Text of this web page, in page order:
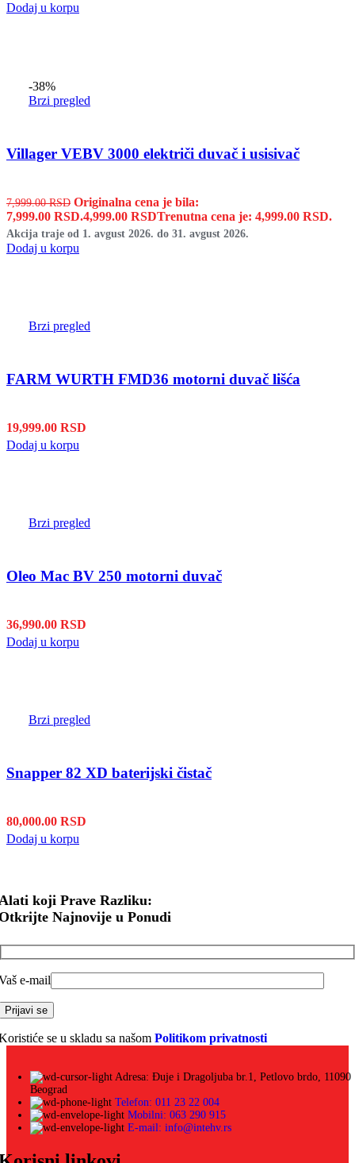
Dodaj u korpu
-38%
Brzi pregled
Villager VEBV 3000 električi duvač i usisivač
7,999.00RSD Originalna cena je bila:
7,999.00 RSD.4,999.00 RSDTrenutna cena je: 4,999.00 RSD.
Akcija traje od 1. avgust 2026. do 31. avgust 2026.
Dodaj u korpu
Brzi pregled
FARM WURTH FMD36 motorni duvač lišća
19,999.00 RSD
Dodaj u korpu
Brzi pregled
Oleo Mac BV 250 motorni duvač
36,990.00 RSD
Dodaj u korpu
Brzi pregled
Snapper 82 XD baterijski čistač
80,000.00 RSD
Dodaj u korpu
koji Prave Razliku:
Najnovije u Ponudi
e-mail
se u skladu sa našom Politikom privatnosti
Adresa: Đuje i Dragoljuba br.1, Petlovo brdo, 11090
Beograd
Telefon: 011 23 22 004
Mobilni: 063 290 915
E-mail: info@intehv.rs